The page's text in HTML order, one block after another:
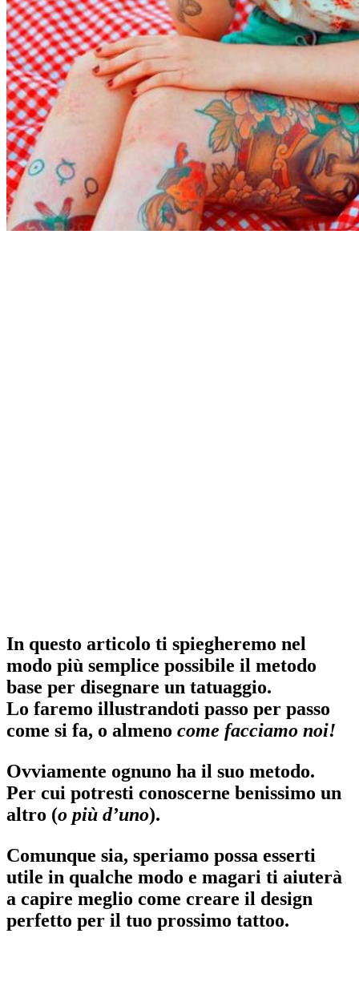
In questo articolo ti spiegheremo nel
modo più semplice possibile il metodo
base per disegnare un tatuaggio.
Lo faremo illustrandoti passo per passo
come si fa, o almeno come facciamo noi!
Ovviamente ognuno ha il suo metodo.
Per cui potresti conoscerne benissimo un
altro (o più d’uno).
Comunque sia, speriamo possa esserti
utile in qualche modo e magari ti aiuterà
a capire meglio come creare il design
perfetto per il tuo prossimo tattoo.